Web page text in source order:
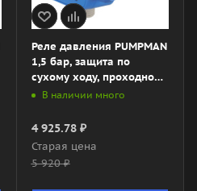
Реле давления PUMPMAN
1,5 бар, защита по
сухому ходу, проходной,
арт. TPC-10A
В наличии много
4 925.78₽
Старая цена
5 920₽